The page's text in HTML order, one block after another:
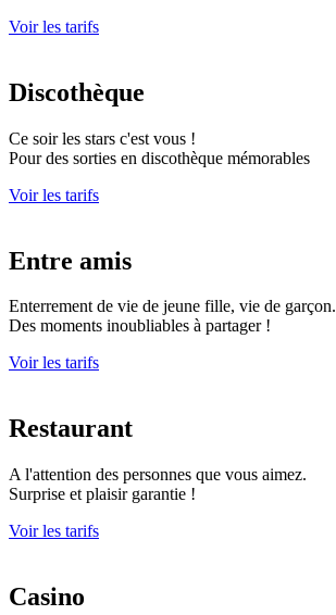
Voir les tarifs
Discothèque
Ce soir les stars c'est vous !
Pour des sorties en discothèque mémorables
Voir les tarifs
Entre amis
Enterrement de vie de jeune fille, vie de garçon.
Des moments inoubliables à partager !
Voir les tarifs
Restaurant
A l'attention des personnes que vous aimez.
Surprise et plaisir garantie !
Voir les tarifs
Casino